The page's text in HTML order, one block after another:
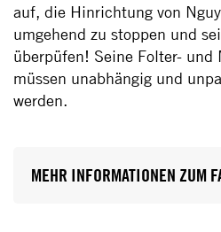
auf, die Hinrichtung von
umgehend zu stoppen und
überpüfen! Seine Folter- und
müssen unabhängig und
werden.
MEHR INFORMATIONEN ZUM